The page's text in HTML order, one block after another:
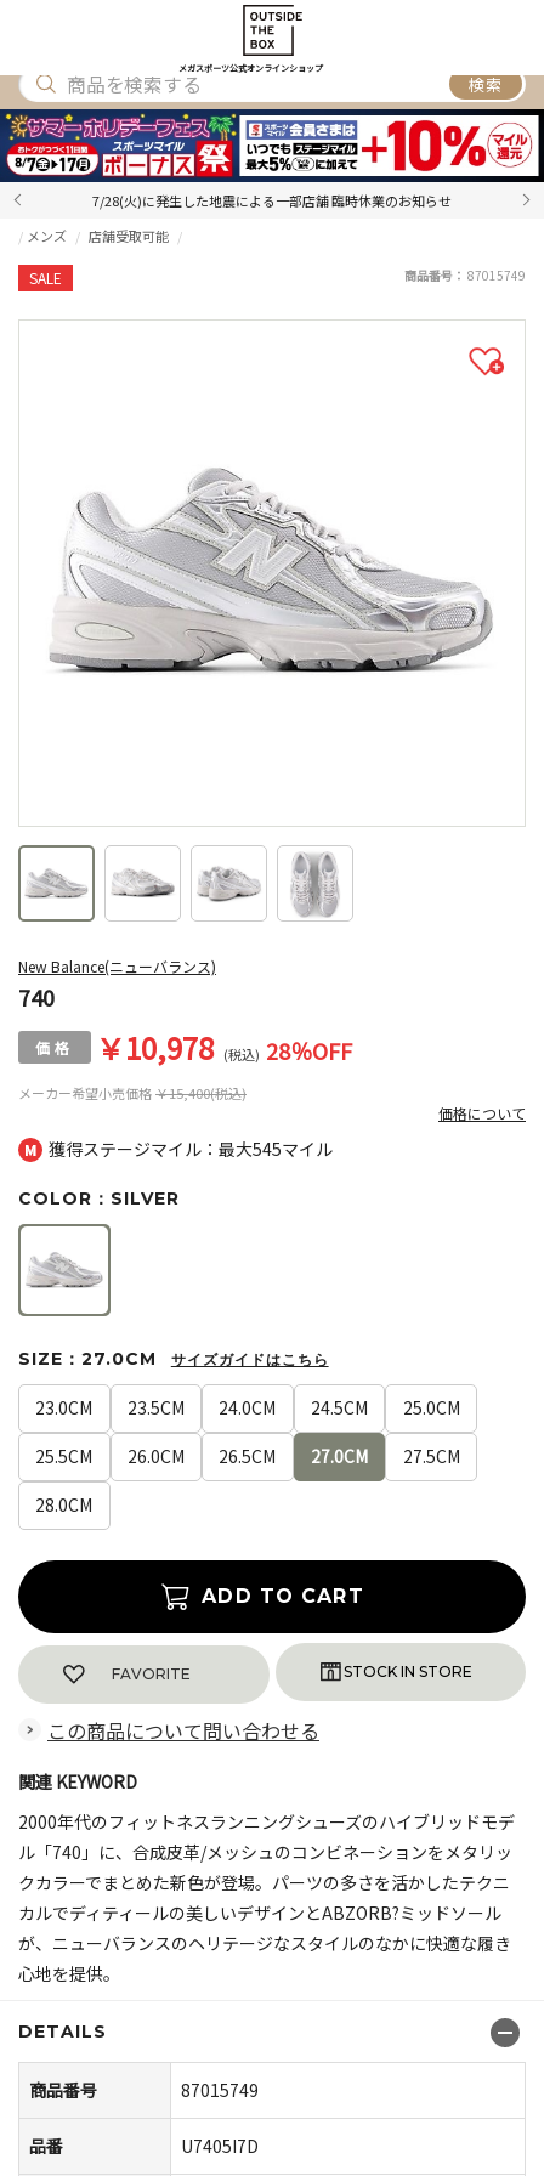
メガスポーツ公式オンラインショップ
ACCESSORY
検索
7/28(火)に発生した地震による一部店舗 臨時休業のお知らせ
獲得ステージマイル：最大545マイル
New Balance(ニューバランス)
740
SALE
メンズ 店舗受取可能
メーカー希望小売価格￥15,400(税込)
￥10,978 (税込) 28％OFF
価格について
商品番号： 87015749
COLOR：SILVER
23.0CM 23.5CM 24.0CM 24.5CM
25.0CM
25.5CM
26.0CM 26.5CM 27.0CM
27.5CM
28.0CM
SIZE：27.0CM サイズガイドはこちら
FAVORITE
この商品について問い合わせる
関連 KEYWORD
2000年代のフィットネスランニングシューズのハイブリッドモデ
ル「740」に、合成皮革/メッシュのコンビネーションをメタリッ
クカラーでまとめた新色が登場。パーツの多さを活かしたテクニ
カルでディティールの美しいデザインとABZORB?ミッドソール
が、ニューバランスのヘリテージなスタイルのなかに快適な履き
心地を提供。
DETAILS
商品番号 87015749
品番 U7405I7D